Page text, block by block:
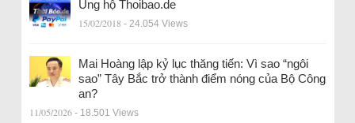
Ủng hộ Thoibao.de
15/02/2018 - 24.054 Views
Mai Hoàng lập kỷ lục thăng tiến: Vì sao “ngôi
sao” Tây Bắc trở thành điểm nóng của Bộ Công
an?
11/05/2026 - 18.501 Views